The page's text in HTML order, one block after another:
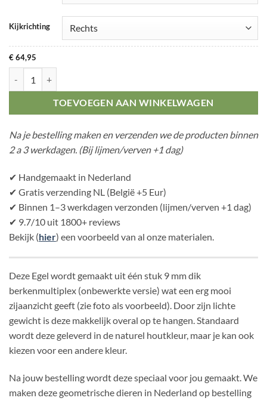
Kijkrichting
€64,95
TOEVOEGEN AAN WINKELWAGEN
Na je bestelling maken en verzenden we de producten binnen
2 a 3 werkdagen. (Bij lijmen/verven +1 dag)
✔ Handgemaakt in Nederland
✔ Gratis verzending NL (België +5 Eur)
✔ Binnen 1–3 werkdagen verzonden (lijmen/verven +1 dag)
✔ 9.7/10 uit 1800+ reviews
Bekijk (hier) een voorbeeld van al onze materialen.
Deze Egel wordt gemaakt uit één stuk 9 mm dik
berkenmultiplex (onbewerkte versie) wat een erg mooi
zijaanzicht geeft (zie foto als voorbeeld). Door zijn lichte
gewicht is deze makkelijk overal op te hangen. Standaard
wordt deze geleverd in de naturel houtkleur, maar je kan ook
kiezen voor een andere kleur.
Na jouw bestelling wordt deze speciaal voor jou gemaakt. We
maken deze geometrische dieren in Nederland op bestelling